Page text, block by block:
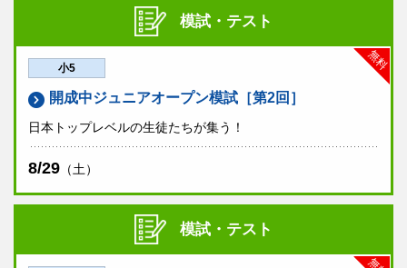
模試・テスト
無料
小5
開成中ジュニアオープン模試［第2回］
日本トップレベルの生徒たちが集う！
8/29 （土）
模試・テスト